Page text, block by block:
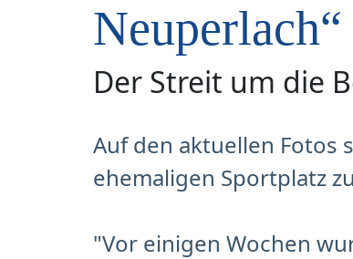
Neuperlach“
Der Streit um die
Auf den aktuellen Fotos
ehemaligen Sportplatz
"Vor einigen Wochen